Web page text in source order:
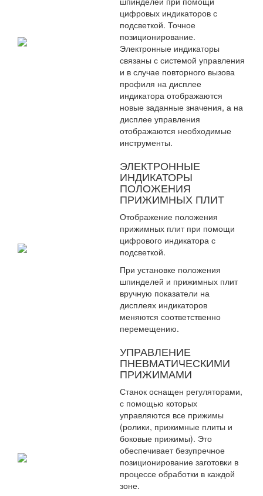
цифровых индикаторов с
подсветкой. Точное
позиционирование.
Электронные индикаторы
связаны с системой управления
и в случае повторного вызова
профиля на дисплее
индикатора отображаются
новые заданные значения, а на
дисплее управления
отображаются необходимые
инструменты.
ЭЛЕКТРОННЫЕ
ИНДИКАТОРЫ
ПОЛОЖЕНИЯ
ПРИЖИМНЫХ ПЛИТ
Отображение положения
прижимных плит при помощи
цифрового индикатора с
подсветкой.
При установке положения
шпинделей и прижимных плит
вручную показатели на
дисплеях индикаторов
меняются соответственно
перемещению.
УПРАВЛЕНИЕ
ПНЕВМАТИЧЕСКИМИ
ПРИЖИМАМИ
Станок оснащен регуляторами,
с помощью которых
управляются все прижимы
(ролики, прижимные плиты и
боковые прижимы). Это
обеспечивает безупречное
позиционирование заготовки в
процессе обработки в каждой
зоне.